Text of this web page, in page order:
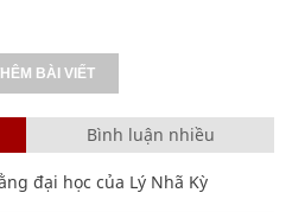
BÀI VIẾT
Bình luận nhiều
đại học của Lý Nhã Kỳ